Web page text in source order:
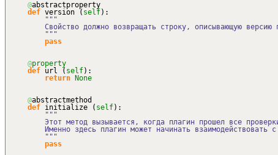
@abstractproperty
def version ( self) :
"""
Свойство должно возвращать строку, описывающую версию
"""
pass
@property
def url ( self) :
return
None
@abstractmethod
def initialize ( self) :
"""
Этот метод вызывается, когда плагин прошел все
Именно здесь плагин может начинать взаимодействовать с
"""
pass